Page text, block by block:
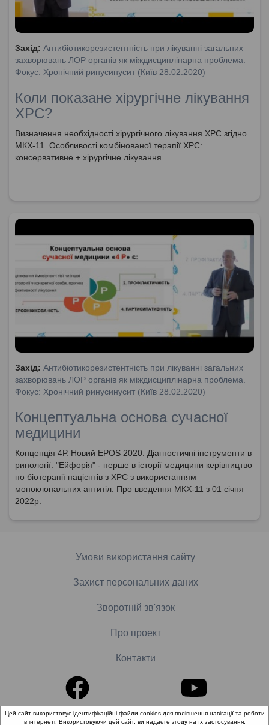
Захід: Антибіотикорезистентність при лікуванні загальних
захворювань ЛОР органів як міждисциплінарна проблема.
Фокус: Хронічний ринусинусит (Київ 28.02.2020)
Коли показане хірургічне лікування
ХРС?
Визначення необхідності хірургічного лікування ХРС згідно
МКХ-11. Особливості комбінованої терапії ХРС:
консервативне + хірургічне лікування.
Захід: Антибіотикорезистентність при лікуванні загальних
захворювань ЛОР органів як міждисциплінарна проблема.
Фокус: Хронічний ринусинусит (Київ 28.02.2020)
Концептуальна основа сучасної
медицини
Концепція 4Р. Новий EPOS 2020. Діагностичні інструменти в
ринології. "Ейфорія" - перше в історії медицини керівництво
по біотерапії пацієнтів з ХРС з використанням
моноклональних антитіл. Про введення МКХ-11 з 01 січня
2022р.
Умови використання сайту
Захист персональних даних
Зворотній зв'язок
Про проект
Контакти
Цей сайт використовує ідентифікаційні файли cookies для поліпшення навігації та роботи
в інтернеті. Використовуючи цей сайт, ви надаєте згоду на їх застосування.